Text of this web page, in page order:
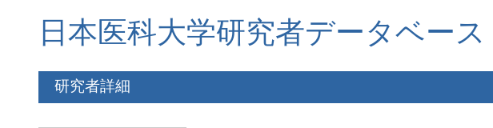
日本医科大学研究者データベース
研究者詳細